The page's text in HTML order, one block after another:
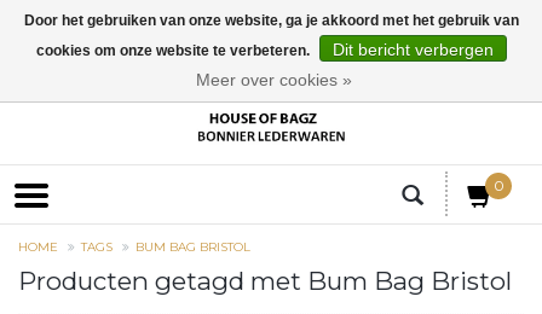
0
HOME TAGS BUM BAG BRISTOL
Producten getagd met Bum Bag Bristol
Door het gebruiken van onze website, ga je akkoord met het gebruik van
cookies om onze website te verbeteren.
Dit bericht verbergen
Meer over cookies »